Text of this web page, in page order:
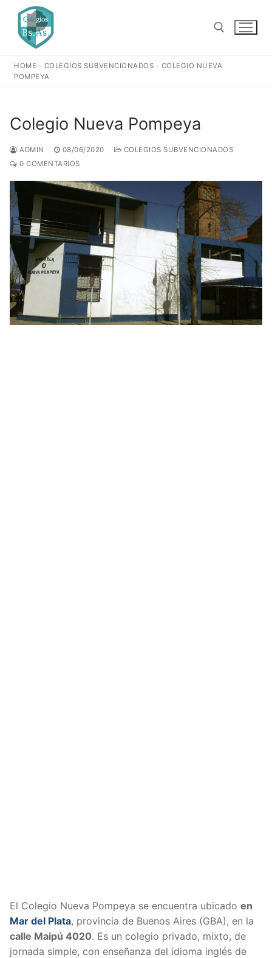
contenido
HOME - COLEGIOS SUBVENCIONADOS - COLEGIO NUEVA
POMPEYA
Colegio Nueva Pompeya
ADMIN 08/06/2020
COLEGIOS SUBVENCIONADOS
0 COMENTARIOS
El Colegio Nueva Pompeya se encuentra ubicado en
Mar del Plata, provincia de Buenos Aires (GBA), en la
calle Maipú 4020. Es un colegio privado, mixto, de
jornada simple, con enseñanza del idioma inglés de